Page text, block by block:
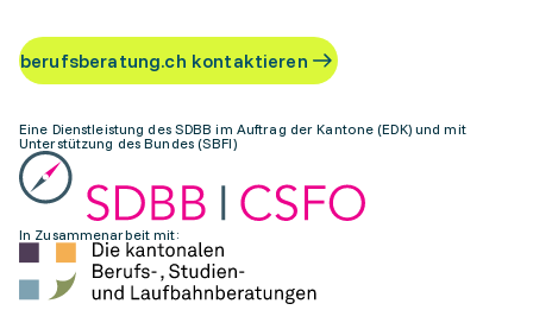
berufsberatung.ch kontaktieren
Eine Dienstleistung des SDBB im Auftrag der Kantone (EDK) und mit
Unterstützung des Bundes (SBFI)
In Zusammenarbeit mit: